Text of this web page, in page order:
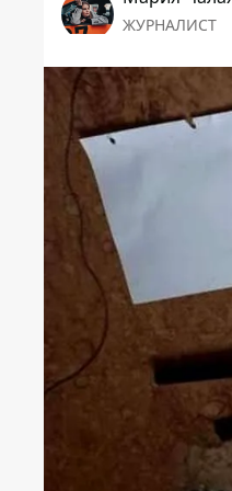
ЖУРНАЛИСТ